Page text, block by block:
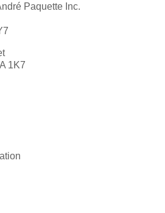
Paquette Inc.
1K7